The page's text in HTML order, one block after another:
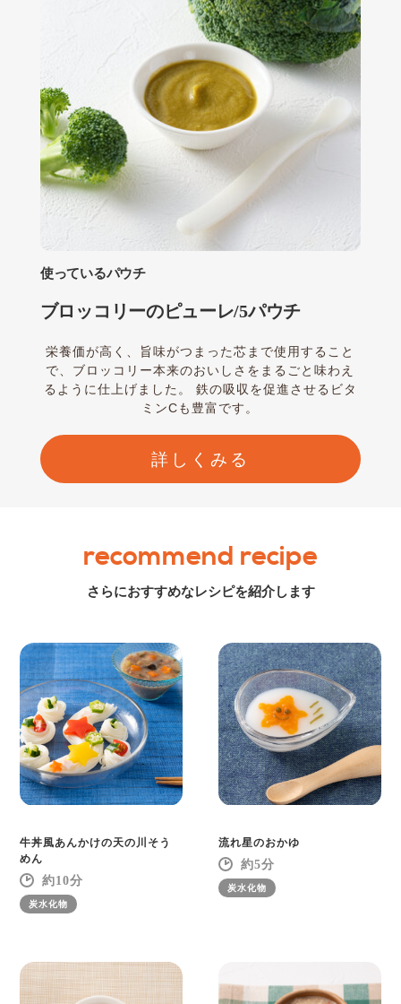
使っているパウチ
ブロッコリーのピューレ/5パウチ
栄養価が高く、旨味がつまった芯まで使用すること
で、ブロッコリー本来のおいしさをまるごと味わえ
るように仕上げました。 鉄の吸収を促進させるビタ
ミンCも豊富です。
詳しくみる
recommend recipe
さらにおすすめなレシピを紹介します
牛丼風あんかけの天の川そう
めん
10
炭水化物
流れ星のおかゆ
5
炭水化物